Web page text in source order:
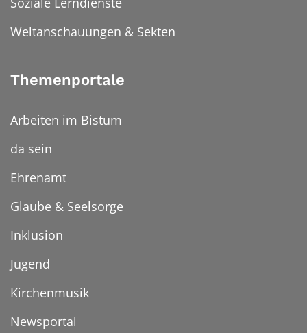
Weltanschauungen & Sekten
Themenportale
Arbeiten im Bistum
da sein
Ehrenamt
Glaube & Seelsorge
Inklusion
Jugend
Kirchenmusik
Newsportal